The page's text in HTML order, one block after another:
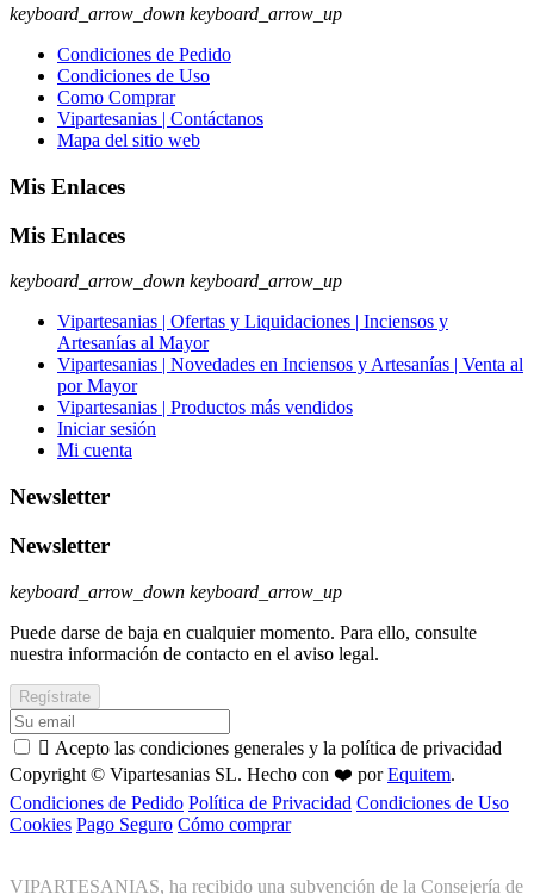
keyboard_arrow_down keyboard_arrow_up
Condiciones de Pedido
Condiciones de Uso
Como Comprar
Vipartesanias | Contáctanos
Mapa del sitio web
Mis Enlaces
Mis Enlaces
keyboard_arrow_down keyboard_arrow_up
Vipartesanias | Ofertas y Liquidaciones | Inciensos y
Artesanías al Mayor
Vipartesanias | Novedades en Inciensos y Artesanías | Venta al
por Mayor
Vipartesanias | Productos más vendidos
Iniciar sesión
Mi cuenta
Newsletter
Newsletter
keyboard_arrow_down keyboard_arrow_up
Puede darse de baja en cualquier momento. Para ello, consulte
nuestra información de contacto en el aviso legal.
 Acepto las condiciones generales y la política de privacidad
Copyright © Vipartesanias SL. Hecho con ❤️ porEquitem.
Condiciones de Pedido Política de Privacidad Condiciones de Uso
Cookies Pago Seguro Cómo comprar
VIPARTESANIAS, ha recibido una subvención de la Consejería de